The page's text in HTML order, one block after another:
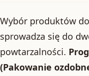
Wybór produktów
sprowadza się do
powtarzalności.
(Pakowanie